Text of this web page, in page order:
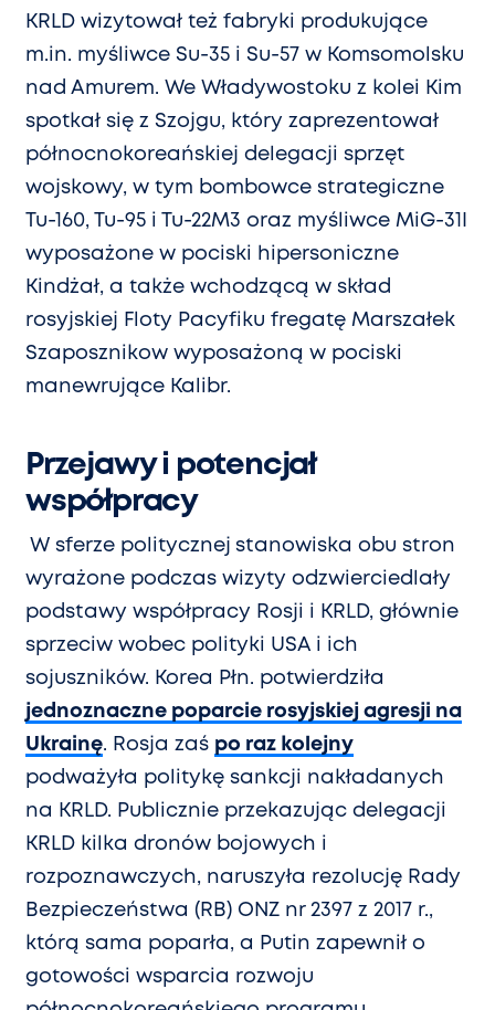
KRLD wizytował też fabryki produkujące
m.in. myśliwce Su-35 i Su-57 w Komsomolsku
nad Amurem. We Władywostoku z kolei Kim
spotkał się z Szojgu, który zaprezentował
północnokoreańskiej delegacji sprzęt
wojskowy, w tym bombowce strategiczne
Tu-160, Tu-95 i Tu-22M3 oraz myśliwce MiG-31I
wyposażone w pociski hipersoniczne
Kindżał, a także wchodzącą w skład
rosyjskiej Floty Pacyfiku fregatę Marszałek
Szaposznikow wyposażoną w pociski
manewrujące Kalibr.
Przejawy i potencjał
współpracy
W sferze politycznej stanowiska obu stron
wyrażone podczas wizyty odzwierciedlały
podstawy współpracy Rosji i KRLD, głównie
sprzeciw wobec polityki USA i ich
sojuszników. Korea Płn. potwierdziła
jednoznaczne poparcie rosyjskiej agresji na
Ukrainę. Rosja zaś po raz kolejny
podważyła politykę sankcji nakładanych
na KRLD. Publicznie przekazując delegacji
KRLD kilka dronów bojowych i
rozpoznawczych, naruszyła rezolucję Rady
Bezpieczeństwa (RB) ONZ nr 2397 z 2017 r.,
którą sama poparła, a Putin zapewnił o
gotowości wsparcia rozwoju